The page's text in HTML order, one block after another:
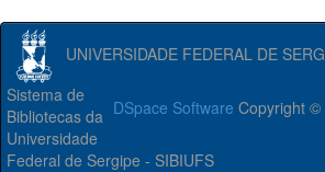
UNIVERSIDADE FEDERAL DE
DSpace Software Copyright ©
Sistema de
Bibliotecas da
Universidade
Federal de Sergipe - SIBIUFS